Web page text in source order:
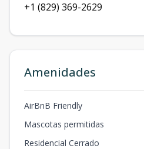
+1 (829) 369-2629
Amenidades
AirBnB Friendly
Mascotas permitidas
Residencial Cerrado